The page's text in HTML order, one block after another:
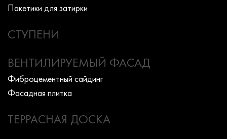
Пакетики для затирки
СТУПЕНИ
ВЕНТИЛИРУЕМЫЙ ФАСАД
Фиброцементный сайдинг
Фасадная плитка
ТЕРРАСНАЯ ДОСКА